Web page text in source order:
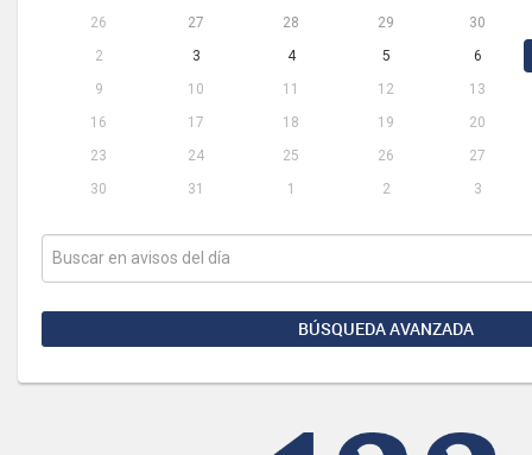
26 27 28 29
30
2
3 4 5
6
9
10 11 12
13
16
17 18 19
20
23
24 25 26
27
30
31 1 2 3
BÚSQUEDA AVANZADA